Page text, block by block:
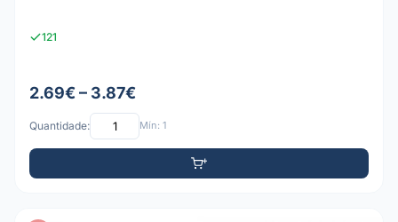
121
2.69€ – 3.87€
Quantidade: Mín: 1